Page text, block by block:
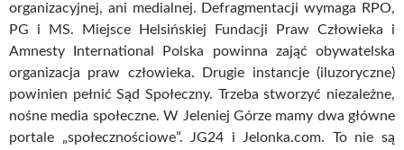
organizacyjnej, ani medialnej. Defragmentacji wymaga RPO,
PG i MS. Miejsce Helsińskiej Fundacji Praw Człowieka i
Amnesty International Polska powinna zająć obywatelska
organizacja praw człowieka. Drugie instancje (iluzoryczne)
powinien pełnić Sąd Społeczny. Trzeba stworzyć niezależne,
nośne media społeczne. W Jeleniej Górze mamy dwa główne
portale „społecznościowe”. JG24 i Jelonka.com. To nie są